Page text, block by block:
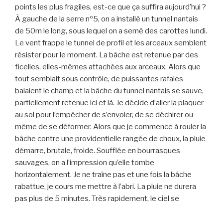
points les plus fragiles, est-ce que ça suffira aujourd’hui ?
À gauche de la serre nº5, on a installé un tunnel nantais
de 50m le long, sous lequel on a semé des carottes lundi.
Le vent frappe le tunnel de profil et les arceaux semblent
résister pour le moment. La bâche est retenue par des
ficelles, elles-mêmes attachées aux arceaux. Alors que
tout semblait sous contrôle, de puissantes rafales
balaient le champ et la bâche du tunnel nantais se sauve,
partiellement retenue ici et là. Je décide d’aller la plaquer
au sol pour l’empêcher de s’envoler, de se déchirer ou
même de se déformer. Alors que je commence à rouler la
bâche contre une providentielle rangée de choux, la pluie
démarre, brutale, froide. Soufflée en bourrasques
sauvages, on a l’impression qu’elle tombe
horizontalement. Je ne traîne pas et une fois la bâche
rabattue, je cours me mettre à l’abri. La pluie ne durera
pas plus de 5 minutes. Très rapidement, le ciel se